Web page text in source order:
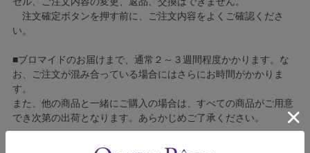
注文確定ボタンを押す前に、ご注文内容をよくご確認くださ
い。
■ブロマイドのお届けまで、通常２～３週間程度かかります。な
お、ご注文が混み合っている場合にはさらにお時間がかかりま
す。
また、他の商品と一緒にご購入の場合は、すべての商品がご用意
でき次第の出荷となります。あらかじめご了承ください。
■コンビニ決済をご利用の場合はご入金確認後の製造となりま